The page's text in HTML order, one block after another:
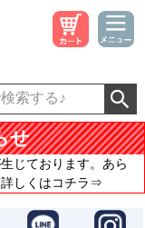
せ
じております。あら
しくはコチラ⇒